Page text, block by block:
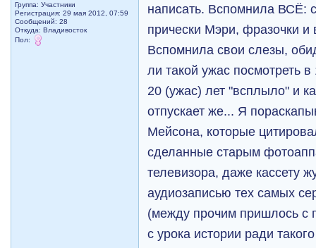
Группа: Участники
Регистрация: 29 мая 2012, 07:59
Сообщений: 28
Откуда: Владивосток
Пол:
написать. Вспомнила ВСЁ:
прически Мэри, фразочки
Вспомнила свои слезы,
ли такой ужас посмотреть
20 (ужас) лет "всплыло" и
отпускает же... Я
Мейсона, которые
сделанные старым
телевизора, даже кассету
аудиозаписью тех самых
(между прочим пришлось с
с урока истории ради